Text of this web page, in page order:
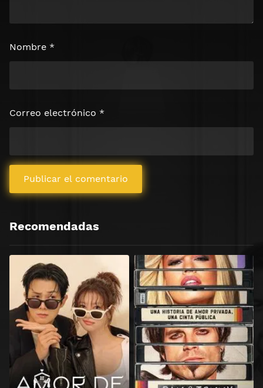
Nombre *
Correo electrónico *
Recomendadas